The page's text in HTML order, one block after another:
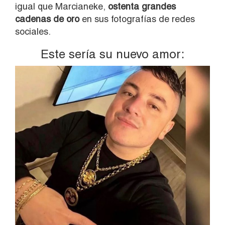
igual que Marcianeke, ostenta grandes
cadenas de oroen sus fotografías de redes
sociales.
Este sería su nuevo amor: